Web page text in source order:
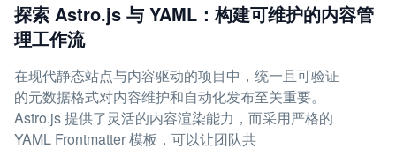
探索 Astro.js 与 YAML：构建可维护的内容管
理工作流
在现代静态站点与内容驱动的项目中，统一且可验证
的元数据格式对内容维护和自动化发布至关重要。
Astro.js 提供了灵活的内容渲染能力，而采用严格的
YAML Frontmatter 模板，可以让团队共